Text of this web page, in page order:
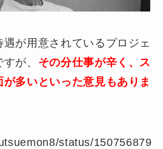
が用意されているプロジェ
が、 その分仕事が辛く、ス
が多いといった意見もありま
status/150756879